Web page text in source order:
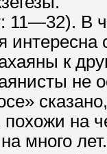
В
интересна
к
не
на
много